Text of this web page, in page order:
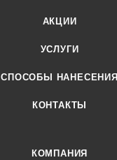
АКЦИИ
УСЛУГИ
СПОСОБЫ НАНЕСЕНИЯ
КОНТАКТЫ
КОМПАНИЯ